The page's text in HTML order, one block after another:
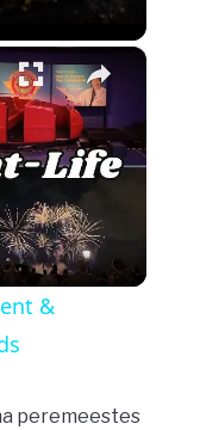
×
&
peremeestes